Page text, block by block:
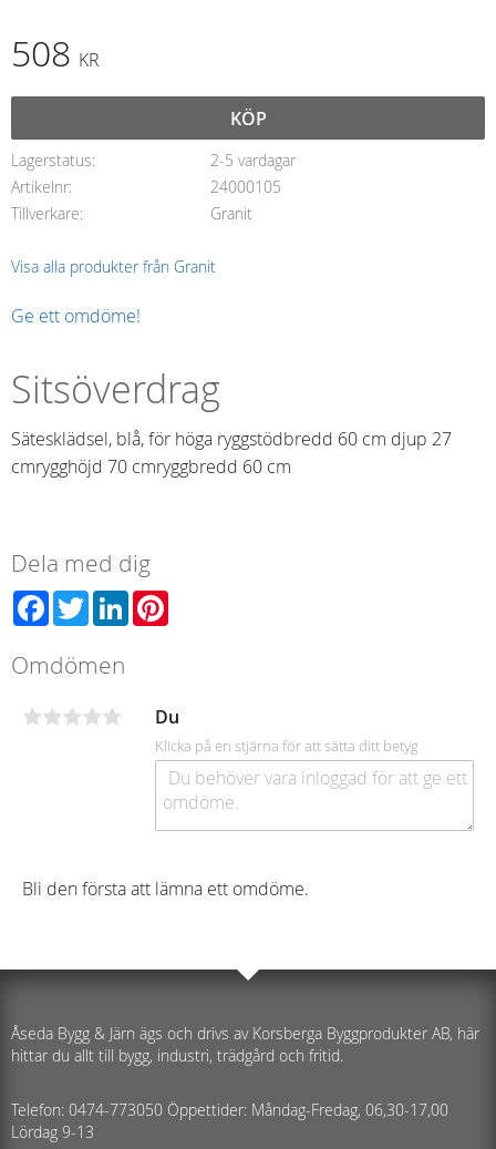
508 KR
KÖP
Lagerstatus
2-5 vardagar
Artikelnr
24000105
Tillverkare
Granit
Visa alla produkter från Granit
Ge ett omdöme!
Sitsöverdrag
Sätesklädsel, blå, för höga ryggstödbredd 60 cm djup 27
cmrygghöjd 70 cmryggbredd 60 cm
Dela med dig
Facebook
TwitterLinkedIn
Omdömen
Du
Klicka på en stjärna för att sätta ditt betyg
Bli den första att lämna ett omdöme.
Åseda Bygg & Järn ägs och drivs av Korsberga Byggprodukter AB, här
hittar du allt till bygg, industri, trädgård och fritid.
Telefon: 0474-773050 Öppettider: Måndag-Fredag, 06,30-17,00
Lördag 9-13